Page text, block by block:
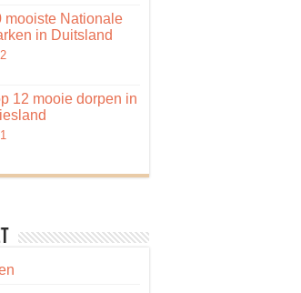
mooiste Nationale
in Duitsland
2
12 mooie dorpen in
1